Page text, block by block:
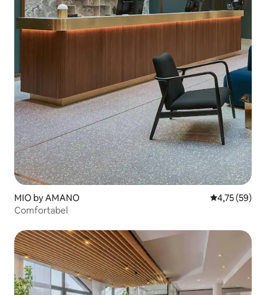
MIO by AMANO Gemiddelde
4,75 (59)
Comfortabel